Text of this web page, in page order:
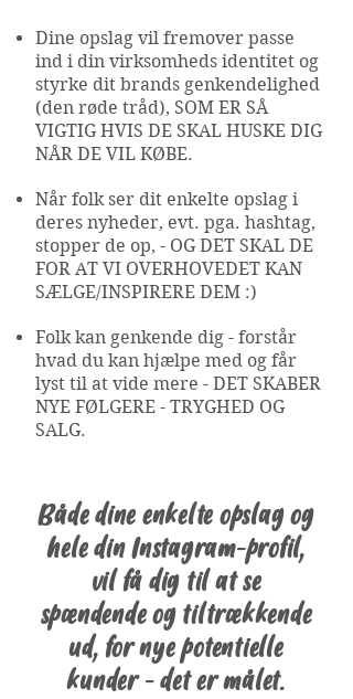
Dine opslag vil fremover passe
ind i din virksomheds identitet og
styrke dit brands genkendelighed
(den røde tråd), SOM ER SÅ
VIGTIG HVIS DE SKAL HUSKE DIG
NÅR DE VIL KØBE.
Når folk ser dit enkelte opslag i
deres nyheder, evt. pga. hashtag,
stopper de op, - OG DET SKAL DE
FOR AT VI OVERHOVEDET KAN
SÆLGE/INSPIRERE DEM :)
Folk kan genkende dig - forstår
hvad du kan hjælpe med og får
lyst til at vide mere - DET SKABER
NYE FØLGERE - TRYGHED OG
SALG.
Både dine enkelte opslag og
hele din Instagram-profil,
vil få dig til at se
spændende og tiltrækkende
ud, for nye potentielle
kunder - det er målet.